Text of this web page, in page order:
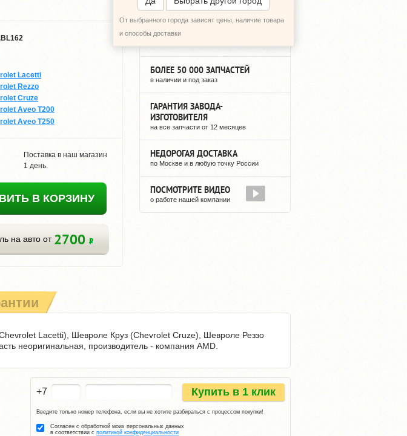
Lacetti
Rezzo
Cruze
Aveo T200
Aveo T250
Поставка в наш магазин
1 день.
В КОРЗИНУ
на авто от 2700
От выбранного города зависят цены, наличие товара
и способы доставки12 ЛЕТ НА РЫНКЕ
БОЛЕЕ 50 000 ЗАПЧАСТЕЙ
в наличии и под заказ
ГАРАНТИЯ ЗАВОДА-
ИЗГОТОВИТЕЛЯ
на все запчасти от 12 месяцев
НЕДОРОГАЯ ДОСТАВКА
по Москве и в любую точку России
ПОСМОТРИТЕ ВИДЕО
о работе нашей компании
Lacetti), Шевроле Круз (Chevrolet Cruze), Шевроле Реззо
неоригинальная, производитель - компания AMD.
+7 Купить в 1 клик
Введите только номер телефона, если вы не хотите разбираться с процессом покупки!
Согласен с обработкой моих персональных данных
в соответствии с политикой конфиденциальности